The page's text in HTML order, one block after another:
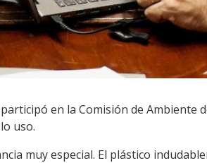
en la Comisión de Ambiente
uso.
muy especial. El plástico